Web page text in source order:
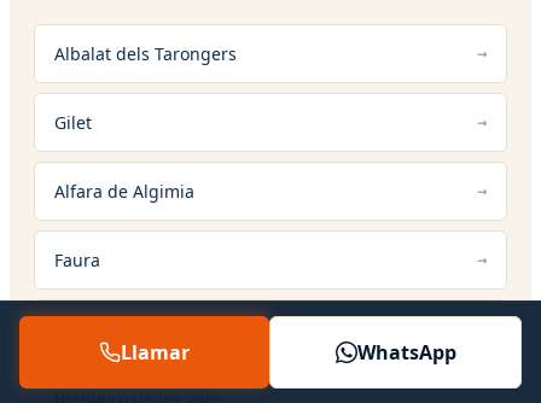
Albalat dels Tarongers
Gilet
Alfara de Algimia
Faura
Benifairó de les Valls
Llamar WhatsApp